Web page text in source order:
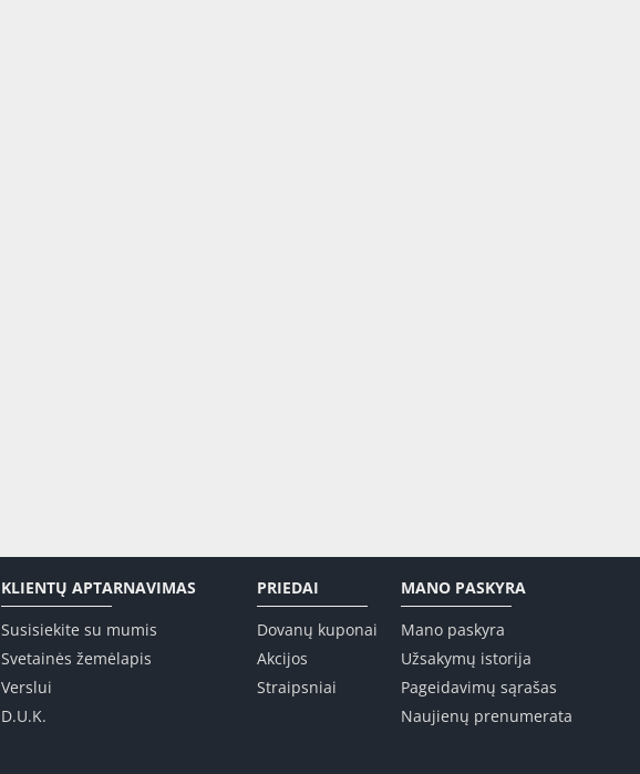
KLIENTŲ APTARNAVIMAS
Susisiekite su mumis
Svetainės žemėlapis
Verslui
D.U.K.
PRIEDAI
Dovanų kuponai
Akcijos
Straipsniai
MANO PASKYRA
Mano paskyra
Užsakymų istorija
Pageidavimų sąrašas
Naujienų prenumerata